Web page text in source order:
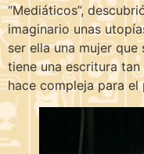
“Mediáticos”,
imaginario unas
ser ella una mujer
tiene una escritura tan
hace compleja para el